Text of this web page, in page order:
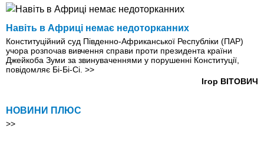
Навіть в Африці немає недоторканних
Конституційний суд Південно-Африканської Республіки (ПАР)
учора розпочав вивчення справи проти президента країни
Джейкоба Зуми за звинуваченнями у порушенні Конституції,
повідомляє Бі-Бі-Сі. >>
Ігор ВІТОВИЧ
НОВИНИ ПЛЮС
>>